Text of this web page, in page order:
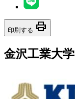
印刷する print
金沢工業大学